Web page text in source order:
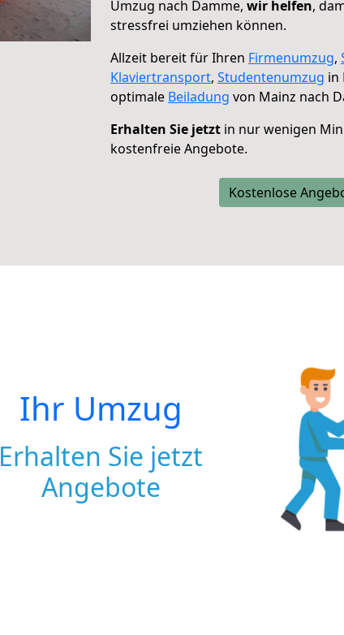
Umzug nach Damme, wir helfen,
stressfrei umziehen können.
Allzeit bereit für Ihren Firmenumzug,
Klaviertransport, Studentenumzug in
optimale Beiladung von Mainz nach
Erhalten Sie jetzt in nur wenigen
kostenfreie Angebote.
Kostenlose
Ihr Umzug
Erhalten Sie jetzt
Angebote